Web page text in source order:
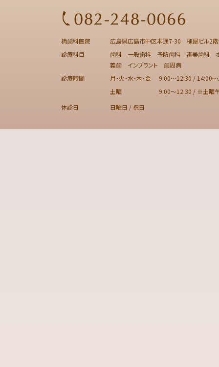
柄歯科医院
広島県広島市中区本通7-30 槌屋ビル2階
診療科目
歯科 一般歯科 予防歯科 審美歯科 ホ
義歯 インプラント 歯周病
診療時間
月・火・水・木・金
9:00～12:30 / 14:00
土曜
9:00～12:30 / ※土曜
休診日
日曜日 / 祝日